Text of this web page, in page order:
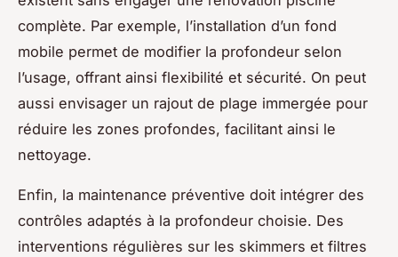
complète. Par exemple, l’installation d’un fond
mobile permet de modifier la profondeur selon
l’usage, offrant ainsi flexibilité et sécurité. On peut
aussi envisager un rajout de plage immergée pour
réduire les zones profondes, facilitant ainsi le
nettoyage.
Enfin, la maintenance préventive doit intégrer des
contrôles adaptés à la profondeur choisie. Des
interventions régulières sur les skimmers et filtres